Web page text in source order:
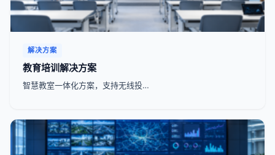
解决方案
教育培训解决方案
智慧教室一体化方案，支持无线投…